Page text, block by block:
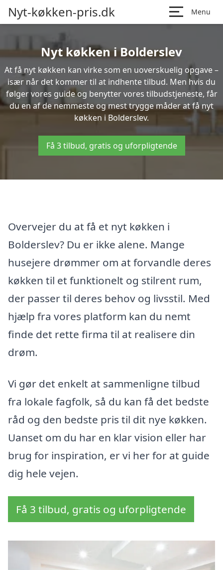
Nyt-køkken-pris.dk Menu
Nyt køkken i Bolderslev
At få nyt køkken kan virke som en uoverskuelig opgave –
især når det kommer til at indhente tilbud. Men hvis du
følger vores guide og benytter vores tilbudstjeneste, får
du en af de nemmeste og mest trygge måder at få nyt
køkken i Bolderslev.
Få 3 tilbud, gratis og uforpligtende
Overvejer du at få et nyt køkken i
Bolderslev? Du er ikke alene. Mange
husejere drømmer om at forvandle deres
køkken til et funktionelt og stilrent rum,
der passer til deres behov og livsstil. Med
hjælp fra vores platform kan du nemt
finde det rette firma til at realisere din
drøm.
Vi gør det enkelt at sammenligne tilbud
fra lokale fagfolk, så du kan få det bedste
råd og den bedste pris til dit nye køkken.
Uanset om du har en klar vision eller har
brug for inspiration, er vi her for at guide
dig hele vejen.
Få 3 tilbud, gratis og uforpligtende